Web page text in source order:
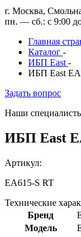
г. Москва,
пн. — сб.: с 9:00
Главная
Каталог -
ИБП East -
ИБП East
Задать вопрос
Наши
ИБП East
Артикул:
EA615-S RT
Технические
Бренд
Модель